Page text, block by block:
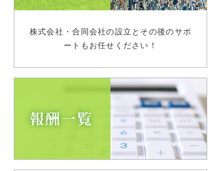
株式会社・合同会社の設立とその後のサポ
ートもお任せください！